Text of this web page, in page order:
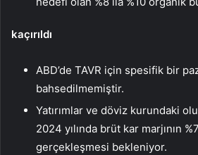
kaçırıldı
ABD’de TAVR için spesifik bir
bahsedilmemiştir.
Yatırımlar ve döviz kurundaki
2024 yılında brüt kar marjının
gerçekleşmesi bekleniyor.